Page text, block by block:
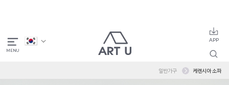
일반가구 케렌시아 소파